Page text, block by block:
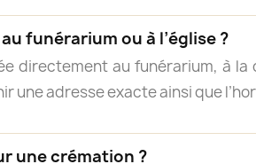
funérarium ou à l’église ?
directement au funérarium, à
une adresse exacte ainsi que
une crémation ?